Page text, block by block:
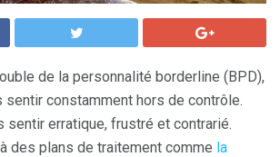
de la personnalité borderline (BPD),
constamment hors de contrôle.
sentir erratique, frustré et contrarié.
des plans de traitement comme la